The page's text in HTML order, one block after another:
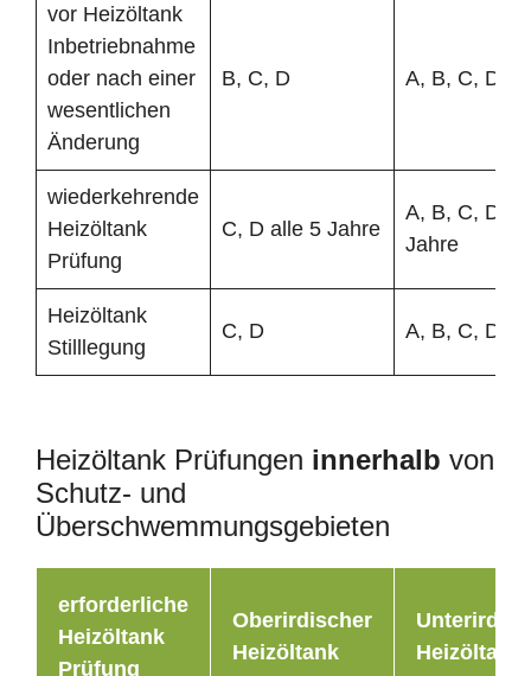
vor Heizöltank
Inbetriebnahme
oder nach einer
wesentlichen
Änderung
B, C, D A, B, C, D
wiederkehrende
Heizöltank
Prüfung
C, D alle 5 Jahre
A, B, C, D
Jahre
Heizöltank
Stilllegung
C, D A, B, C, D
Heizöltank Prüfungen innerhalb von
Schutz- und
Überschwemmungsgebieten
erforderliche
Heizöltank
Prüfung
Oberirdischer
Heizöltank
Heizöltank